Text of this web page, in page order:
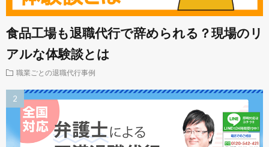
食品工場も退職代行で辞められる？現場のリ
アルな体験談とは
職業ごとの退職代行事例